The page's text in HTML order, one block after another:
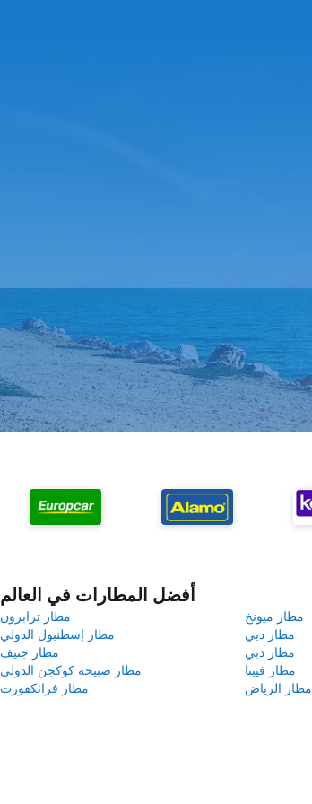
أفضل المطارات في العالم
مطار ترابزون
مطار ميونخ
مطار إسطنبول الدولي
مطار دبي
مطار جنيف
مطار دبي
مطار صبيحة كوكجن الدولي
مطار فيينا
مطار فرانكفورت
مطار الرياض